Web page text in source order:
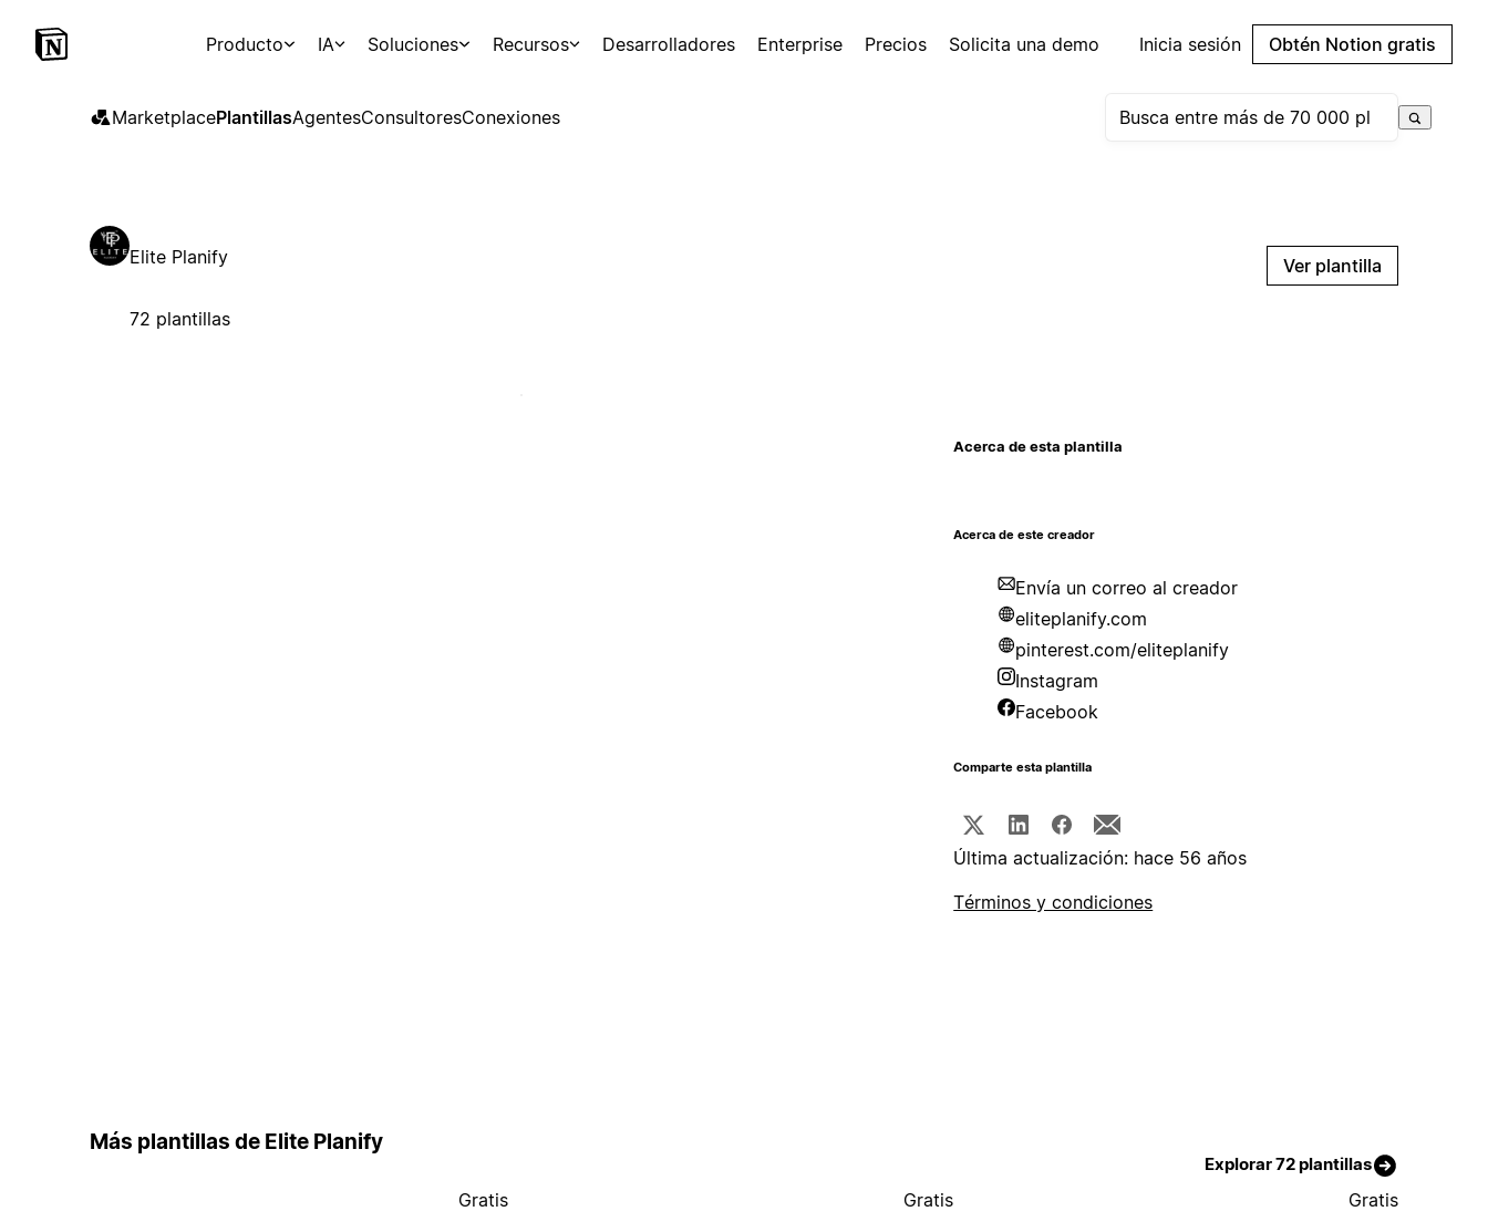
Producto IA Soluciones Recursos Desarrolladores Enterprise Precios Solicita una demo Inicia sesión Obtén Notion gratis
MarketplacePlantillasAgentesConsultoresConexiones
Elite Planify
72 plantillas
Ver plantilla
Acerca de esta plantilla
Acerca de este creador
Envía un correo al creador
eliteplanify.com
pinterest.com/eliteplanify
Instagram
Facebook
Comparte esta plantilla
Última actualización: hace 56 años
Términos y condiciones
Más plantillas de Elite Planify
Explorar 72 plantillas
Gratis Gratis Gratis